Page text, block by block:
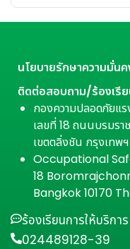
นโยบายรักษาความมั่น
ติดต่อสอบถาม/ร้องเรี
กองความปลอดภัยแร
เลขที่ 18 ถนนบรมร
เขตตลิ่งชัน กรุงเทพ
Occupational
18
Bangkok 10170
ร้องเรียนการให้บริก
024489128-39